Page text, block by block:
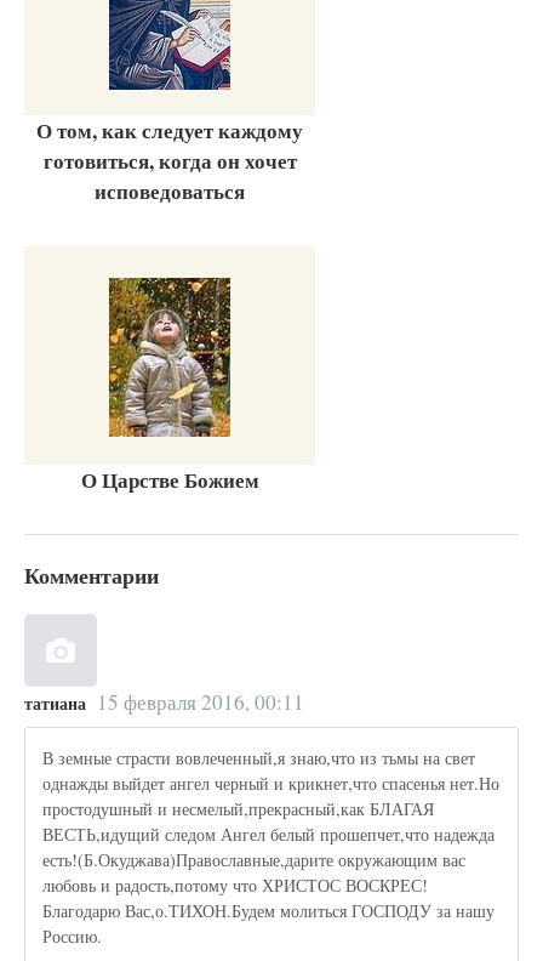
О том, как следует каждому
готовиться, когда он хочет
исповедоваться
О Царстве Божием
Комментарии
татиана 15 февраля 2016, 00:11
В земные страсти вовлеченный,я знаю,что из тьмы на свет
однажды выйдет ангел черный и крикнет,что спасенья нет.Но
простодушный и несмелый,прекрасный,как БЛАГАЯ
ВЕСТЬ,идущий следом Ангел белый прошепчет,что надежда
есть!(Б.Окуджава)Православные,дарите окружающим вас
любовь и радость,потому что ХРИСТОС ВОСКРЕС!
Благодарю Вас,о.ТИХОН.Будем молиться ГОСПОДУ за нашу
Россию.